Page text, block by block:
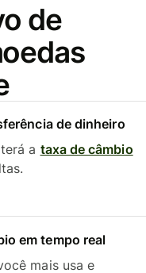
de
de dinheiro
a taxa de câmbio
em tempo real
mais usa e